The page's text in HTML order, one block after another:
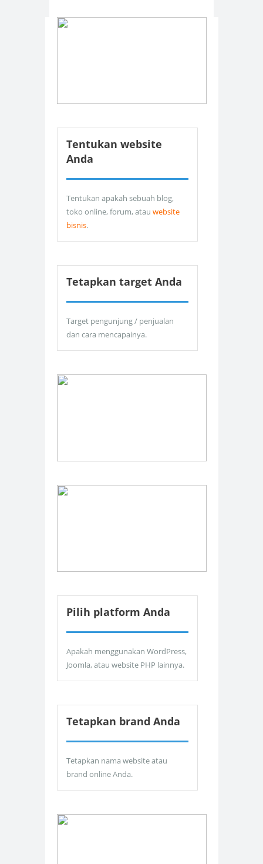
Tentukan website
Anda
Tentukan apakah sebuah blog,
toko online, forum, atau website
bisnis.
Tetapkan target Anda
Target pengunjung / penjualan
dan cara mencapainya.
Pilih platform Anda
Apakah menggunakan WordPress,
Joomla, atau website PHP lainnya.
Tetapkan brand Anda
Tetapkan nama website atau
brand online Anda.